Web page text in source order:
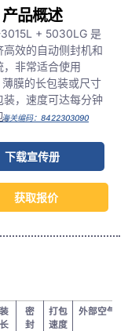
产品概述
+ 5030LG 是
高效的自动侧封机和
，非常适合使用
薄膜的长包装或尺寸
装，速度可达每分钟
。
海关编码：8422303090
下载宣传册
获取报价
密
封
打包
速度
外部空气源